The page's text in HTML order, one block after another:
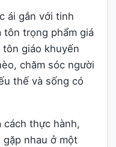
ái gắn với tinh
trọng phẩm giá
giáo khuyến
chăm sóc người
thế và sống có
cách thực hành,
nhau ở một